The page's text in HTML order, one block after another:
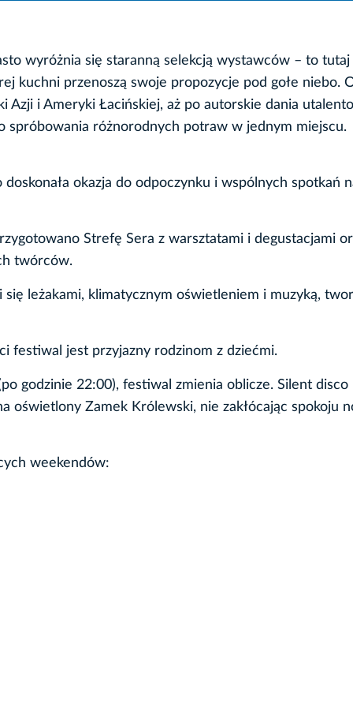
wyróżnia się staranną selekcją wystawców – to tutaj
kuchni przenoszą swoje propozycje pod gołe niebo.
Azji i Ameryki Łacińskiej, aż po autorskie dania
spróbowania różnorodnych potraw w jednym miejscu.
okazja do odpoczynku i wspólnych spotkań
Strefę Sera z warsztatami i degustacjami
twórców.
leżakami, klimatycznym oświetleniem i muzyką,
festiwal jest przyjazny rodzinom z dziećmi.
godzinie 22:00), festiwal zmienia oblicze. Silent disco
oświetlony Zamek Królewski, nie zakłócając spokoju
weekendów: